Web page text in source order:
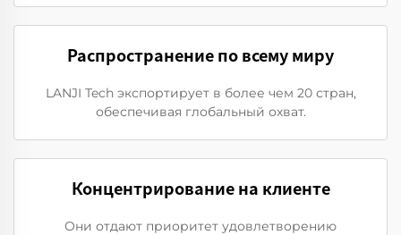
Распространение по всему миру
LANJI Tech экспортирует в более чем 20 стран,
обеспечивая глобальный охват.
Концентрирование на клиенте
Они отдают приоритет удовлетворению